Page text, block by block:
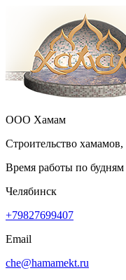
ООО Хамам
Строительство
Время работы по будням
Челябинск
+79827699407
Email
che@hamamekt.ru